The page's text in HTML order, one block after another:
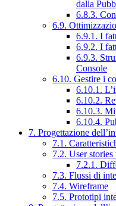
dalla
6.8.3.
6.9.
6.9.1. I
6.9.2. I
6.9.3.
Console
6.10. Gestire i
6.10.1.
6.10.2.
6.10.3.
6.10.4.
7. Progettazione
7.1.
7.2. User
7.2.1.
7.3. Flussi di
7.4. Wireframe
7.5. Prototipi